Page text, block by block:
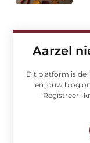
Aarzel
Dit platform is de
en jouw blog
‘Registreer’-